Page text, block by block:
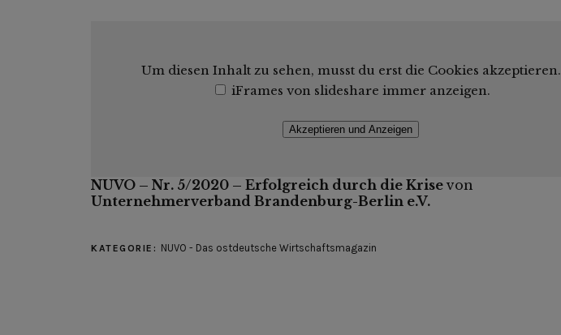
Um diesen Inhalt zu sehen, musst du erst die Cookies akzeptieren.
iFrames von slideshare immer anzeigen.
Akzeptieren und Anzeigen
NUVO – Nr. 5/2020 – Erfolgreich durch die Krise von
Unternehmerverband Brandenburg-Berlin e.V.
KATEGORIE: NUVO - Das ostdeutsche Wirtschaftsmagazin